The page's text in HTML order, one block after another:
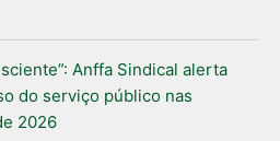
Anffa Sindical alerta
do serviço público nas
2026